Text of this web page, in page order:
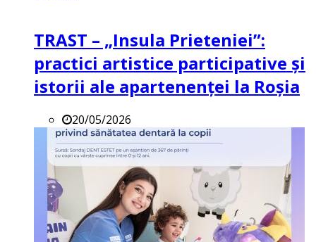
TRAST – „Insula Prieteniei”:
practici artistice participative și
istorii ale apartenenței la Roșia
20/05/2026